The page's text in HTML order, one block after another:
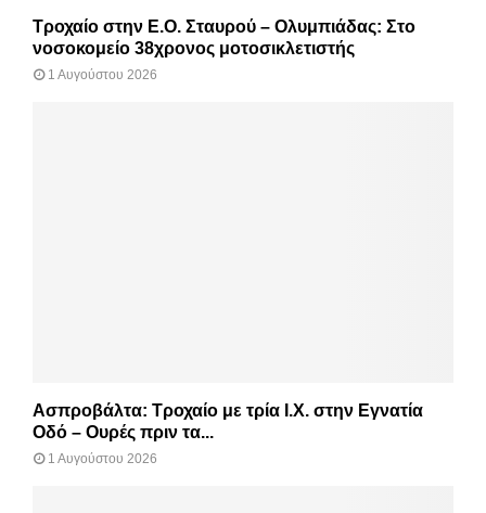
Τροχαίο στην Ε.Ο. Σταυρού – Ολυμπιάδας: Στο
νοσοκομείο 38χρονος μοτοσικλετιστής
1 Αυγούστου 2026
Ασπροβάλτα: Τροχαίο με τρία Ι.Χ. στην Εγνατία
Οδό – Ουρές πριν τα...
1 Αυγούστου 2026